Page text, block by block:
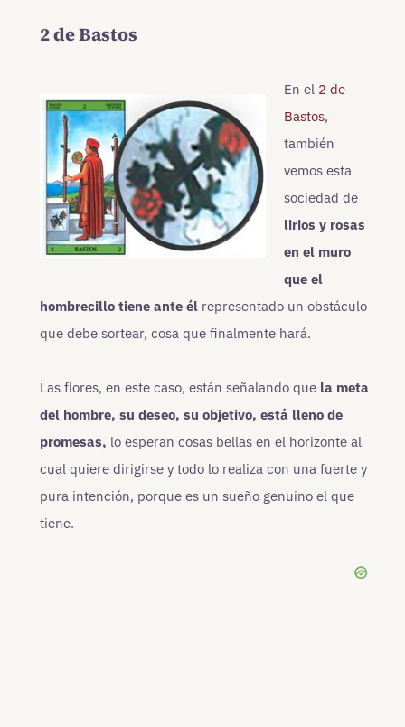
2 de Bastos
En el 2 de
Bastos,
también
vemos esta
sociedad de
lirios y rosas
en el muro
que el
hombrecillo tiene ante él representado un obstáculo
que debe sortear, cosa que finalmente hará.
Las flores, en este caso, están señalando que la meta
del hombre, su deseo, su objetivo, está lleno de
promesas, lo esperan cosas bellas en el horizonte al
cual quiere dirigirse y todo lo realiza con una fuerte y
pura intención, porque es un sueño genuino el que
tiene.